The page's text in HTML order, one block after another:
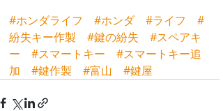
#ホンダライフ #ホンダ #ライフ
#
紛失キー作製
#鍵の紛失
#スペアキ
ー
#スマートキー
#スマートキー追
加
#鍵作製 #富山 #鍵屋